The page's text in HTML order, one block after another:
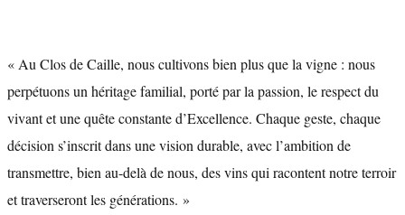
« Au Clos de Caille, nous cultivons bien plus que la vigne : nous
perpétuons un héritage familial, porté par la passion, le respect du
vivant et une quête constante d’Excellence. Chaque geste, chaque
décision s’inscrit dans une vision durable, avec l’ambition de
transmettre, bien au-delà de nous, des vins qui racontent notre terroir
et traverseront les générations. »